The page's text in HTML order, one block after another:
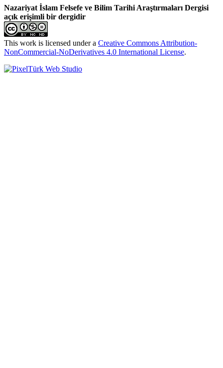
Nazariyat İslam Felsefe ve Bilim Tarihi Araştırmaları Dergisi
açık erişimli bir dergidir
This work is licensed under a Creative Commons Attribution-
NonCommercial-NoDerivatives 4.0 International License.